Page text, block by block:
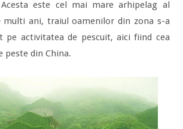
este cel mai mare arhipelag al
multi ani, traiul oamenilor din zona s-a
pe activitatea de pescuit, aici fiind cea
peste din China.